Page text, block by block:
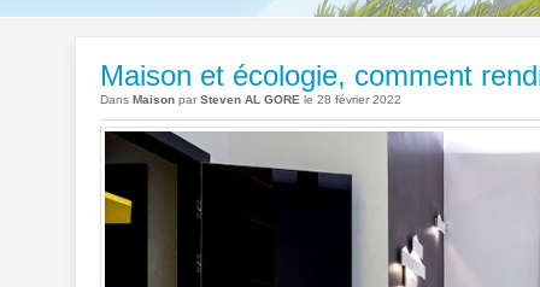
Maison et écologie, comment
Dans Maison par Steven AL GORE le 28 février 2022